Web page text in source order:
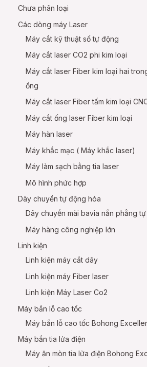
Chưa phân loại
Các dòng máy Laser
Máy cắt kỹ thuật số tự động
Máy cắt laser CO2 phi kim loại
Máy cắt laser Fiber kim loại hai
ống
Máy cắt laser Fiber tấm kim loại
Máy cắt ống laser Fiber kim loại
Máy hàn laser
Máy khắc mạc ( Máy khắc laser)
Máy làm sạch bằng tia laser
Mô hình phức hợp
Dây chuyền tự động hóa
Dây chuyền mài bavia nắn phẳng
Máy hàng công nghiệp lớn
Linh kiện
Linh kiện máy cắt dây
Linh kiện máy Fiber laser
Linh kiện Máy Laser Co2
Máy bắn lỗ cao tốc
Máy bắn lỗ cao tốc Bohong
Máy bắn tia lửa điện
Máy ăn mòn tia lửa điện Bohong